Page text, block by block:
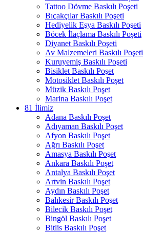
Tattoo Dövme Baskılı Poşeti
Bıçakçılar Baskılı Poşeti
Hediyelik Eşya Baskılı Poşeti
Böcek İlaçlama Baskılı Poşeti
Diyanet Baskılı Poşeti
Av Malzemeleri Baskılı Poşeti
Kuruyemiş Baskılı Poşeti
Bisiklet Baskılı Poşet
Motosiklet Baskılı Poşet
Müzik Baskılı Poşet
Marina Baskılı Poşet
81 İlimiz
Adana Baskılı Poşet
Adıyaman Baskılı Poşet
Afyon Baskılı Poşet
Ağrı Baskılı Poşet
Amasya Baskılı Poşet
Ankara Baskılı Poşet
Antalya Baskılı Poşet
Artvin Baskılı Poşet
Aydın Baskılı Poşet
Balıkesir Baskılı Poşet
Bilecik Baskılı Poşet
Bingöl Baskılı Poşet
Bitlis Baskılı Poşet